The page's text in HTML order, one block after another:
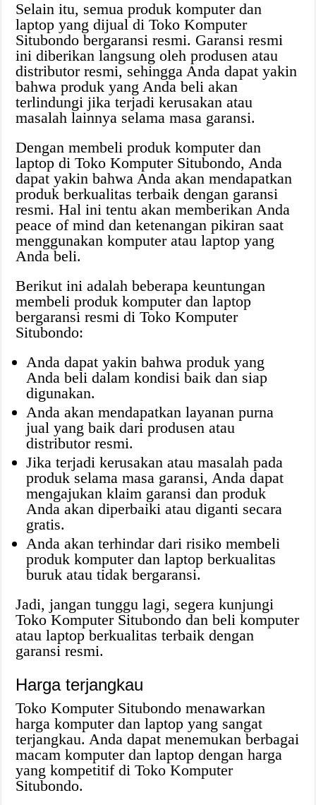
Selain itu, semua produk komputer dan
laptop yang dijual di Toko Komputer
Situbondo bergaransi resmi. Garansi resmi
ini diberikan langsung oleh produsen atau
distributor resmi, sehingga Anda dapat yakin
bahwa produk yang Anda beli akan
terlindungi jika terjadi kerusakan atau
masalah lainnya selama masa garansi.
Dengan membeli produk komputer dan
laptop di Toko Komputer Situbondo, Anda
dapat yakin bahwa Anda akan mendapatkan
produk berkualitas terbaik dengan garansi
resmi. Hal ini tentu akan memberikan Anda
peace of mind dan ketenangan pikiran saat
menggunakan komputer atau laptop yang
Anda beli.
Berikut ini adalah beberapa keuntungan
membeli produk komputer dan laptop
bergaransi resmi di Toko Komputer
Situbondo:
Anda dapat yakin bahwa produk yang
Anda beli dalam kondisi baik dan siap
digunakan.
Anda akan mendapatkan layanan purna
jual yang baik dari produsen atau
distributor resmi.
Jika terjadi kerusakan atau masalah pada
produk selama masa garansi, Anda dapat
mengajukan klaim garansi dan produk
Anda akan diperbaiki atau diganti secara
gratis.
Anda akan terhindar dari risiko membeli
produk komputer dan laptop berkualitas
buruk atau tidak bergaransi.
Jadi, jangan tunggu lagi, segera kunjungi
Toko Komputer Situbondo dan beli komputer
atau laptop berkualitas terbaik dengan
garansi resmi.
Harga terjangkau
Toko Komputer Situbondo menawarkan
harga komputer dan laptop yang sangat
terjangkau. Anda dapat menemukan berbagai
macam komputer dan laptop dengan harga
yang kompetitif di Toko Komputer
Situbondo.